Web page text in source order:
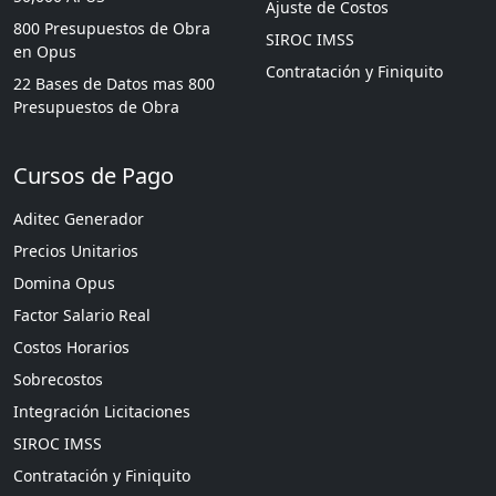
800 Presupuestos de Obra
en Opus
22 Bases de Datos mas 800
Presupuestos de Obra
Ajuste de Costos
SIROC IMSS
Contratación y Finiquito
Cursos de Pago
Aditec Generador
Precios Unitarios
Domina Opus
Factor Salario Real
Costos Horarios
Sobrecostos
Integración Licitaciones
SIROC IMSS
Contratación y Finiquito